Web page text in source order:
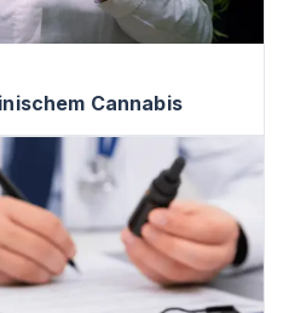
Cannabis